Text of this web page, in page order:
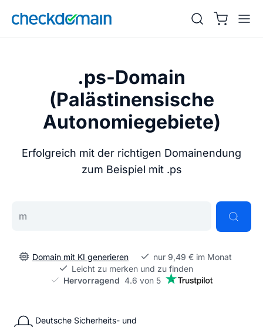
.ps-Domain
(Palästinensische
Autonomiegebiete)
Erfolgreich mit der richtigen Domainendung
zum Beispiel mit .ps
Domain mit KI generieren
nur 9,49 € im Monat
Leicht zu merken und zu finden
Hervorragend 4.6 von 5
Deutsche Sicherheits- und